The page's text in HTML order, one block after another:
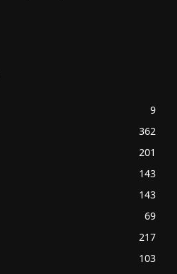
9
362
201
143
143
69
217
103